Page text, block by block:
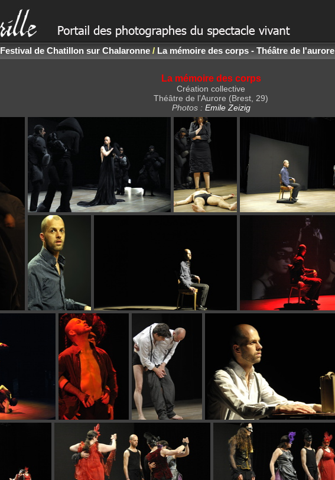
Festival de Chatillon sur Chalaronne/ La mémoire des corps - Théâtre de l'aurore
La mémoire des corps
Création collective
Théâtre de l’Aurore (Brest, 29)
Photos : Emile Zeizig